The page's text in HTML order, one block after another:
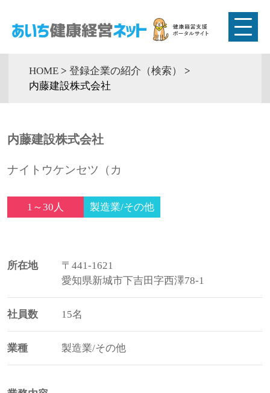
HOME > 登録企業の紹介（検索）
>
内藤建設株式会社
内藤建設株式会社
ナイトウケンセツ（カ
1～30人 製造業/その他
所在地
〒441-1621
愛知県新城市下吉田字西澤78-1
社員数 15名
業種 製造業/その他